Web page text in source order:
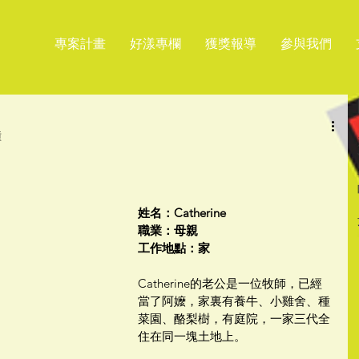
專案計畫 好漾專欄 獲獎報導 參與我們
姓名：Catherine
職業：母親
工作地點：家
Catherine的老公是一位牧師，已經
當了阿嬤，家裏有養牛、小雞舍、種
菜園、酪梨樹，有庭院，一家三代全
住在同一塊土地上。